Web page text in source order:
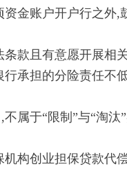
金账户开户行之外,
且有意愿开展相关
担的分险责任不
于“限制”与“淘汰”
创业担保贷款代